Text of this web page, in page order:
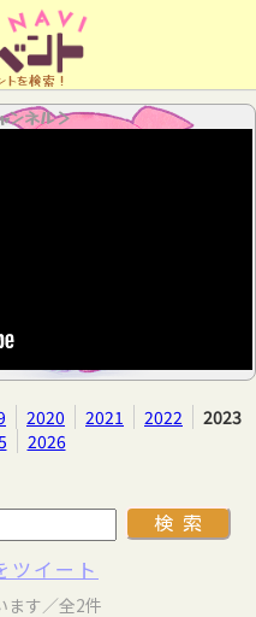
を検索！
ンネル＞
2020 2021 2022
2023
2026
ツイート
ます／全2件